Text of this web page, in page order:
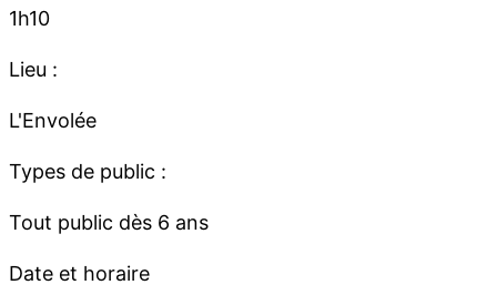
1h10
Lieu :
L'Envolée
Types de public :
Tout public dès 6 ans
Date et horaire